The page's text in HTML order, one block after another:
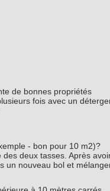
de bonnes propriétés
fois avec un
- bon pour 10 m2)?
deux tasses. Après
un nouveau bol et